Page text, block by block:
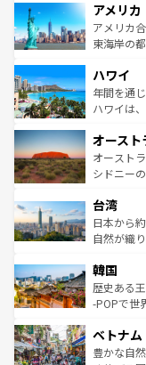
ンツ一覧
の建物が
博物館も
ことがで
ば市内交通
着のスイ
アメリカ
アメリカ
東海岸の
のような
ンメント
西部には
部のニュ
文化が魅
しみなが
ならではの贅沢
情報はコ
ハワイ
年間を通
ハワイは
ワイ島は
島だが、
おすすめ
れるおも
人々、お
ク、伝統
ワイを、存分に味
はコンテ
オースト
オースト
シドニー
リアリー
ク）、タ
ど、見ど
いる。ア
ビング、
い。オー
参照してほ
台湾
日本から
自然が織
ン）、静
と山間の
驚きをも
容にもい
韓国
歴史ある
-POPで世
き、地方
できる。
ベトナム
豊かな自